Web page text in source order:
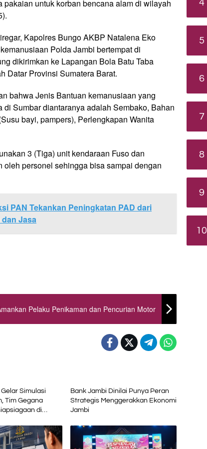
untuk korban bencana alam di wilayah
Kapolres Bungo AKBP Natalena Eko
Polda Jambi bertempat di
dikirimkan ke Lapangan Bola Batu Taba
Datar Provinsi Sumatera Barat.
bahwa Jenis Bantuan kemanusiaan yang
Sumbar diantaranya adalah Sembako, Bahan
bayi, pampers), Perlengkapan Wanita
3 (Tiga) unit kendaraan Fuso dan
personel sehingga bisa sampai dengan
PAN Tekankan Peningkatan PAD dari
Jasa
Pelaku Penikaman dan Pencurian Motor
Simulasi
Tim Gegana
di
Bank Jambi Dinilai Punya Peran
Strategis Menggerakkan Ekonomi
Jambi
4
5
6
7
8
9
10